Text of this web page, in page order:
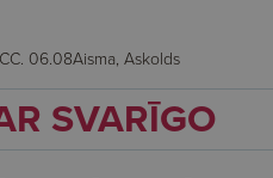
C. 06.08 Aisma, Askolds
SVARĪGO